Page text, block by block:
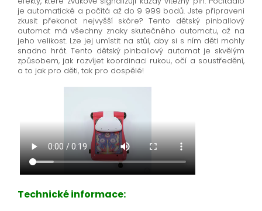
je automatické a počítá až do 9 999 bodů. Jste připraveni
zkusit překonat nejvyšší skóre? Tento dětský pinballový
automat má všechny znaky skutečného automatu, až na
jeho velikost. Lze jej umístit na stůl, aby si s ním děti mohly
snadno hrát. Tento dětský pinballový automat je skvělým
způsobem, jak rozvíjet koordinaci rukou, očí a soustředění,
a to jak pro děti, tak pro dospělé!
Technické informace: